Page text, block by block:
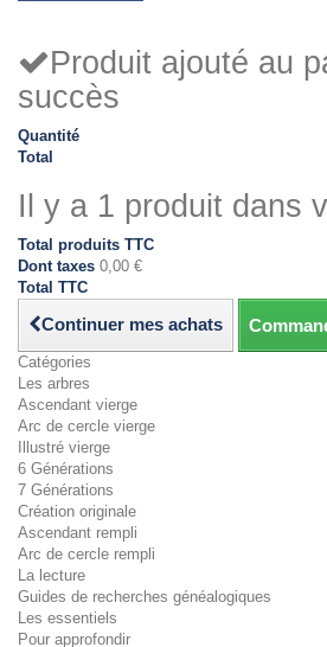
Produit ajouté au
succès
Quantité
Total
Il y a 1 produit dans
Total produits TTC
Dont taxes 0,00 €
Total TTC
Continuer mes achats
Catégories
Les arbres
Ascendant vierge
Arc de cercle vierge
Illustré vierge
6 Générations
7 Générations
Création originale
Ascendant rempli
Arc de cercle rempli
La lecture
Guides de recherches généalogiques
Les essentiels
Pour approfondir